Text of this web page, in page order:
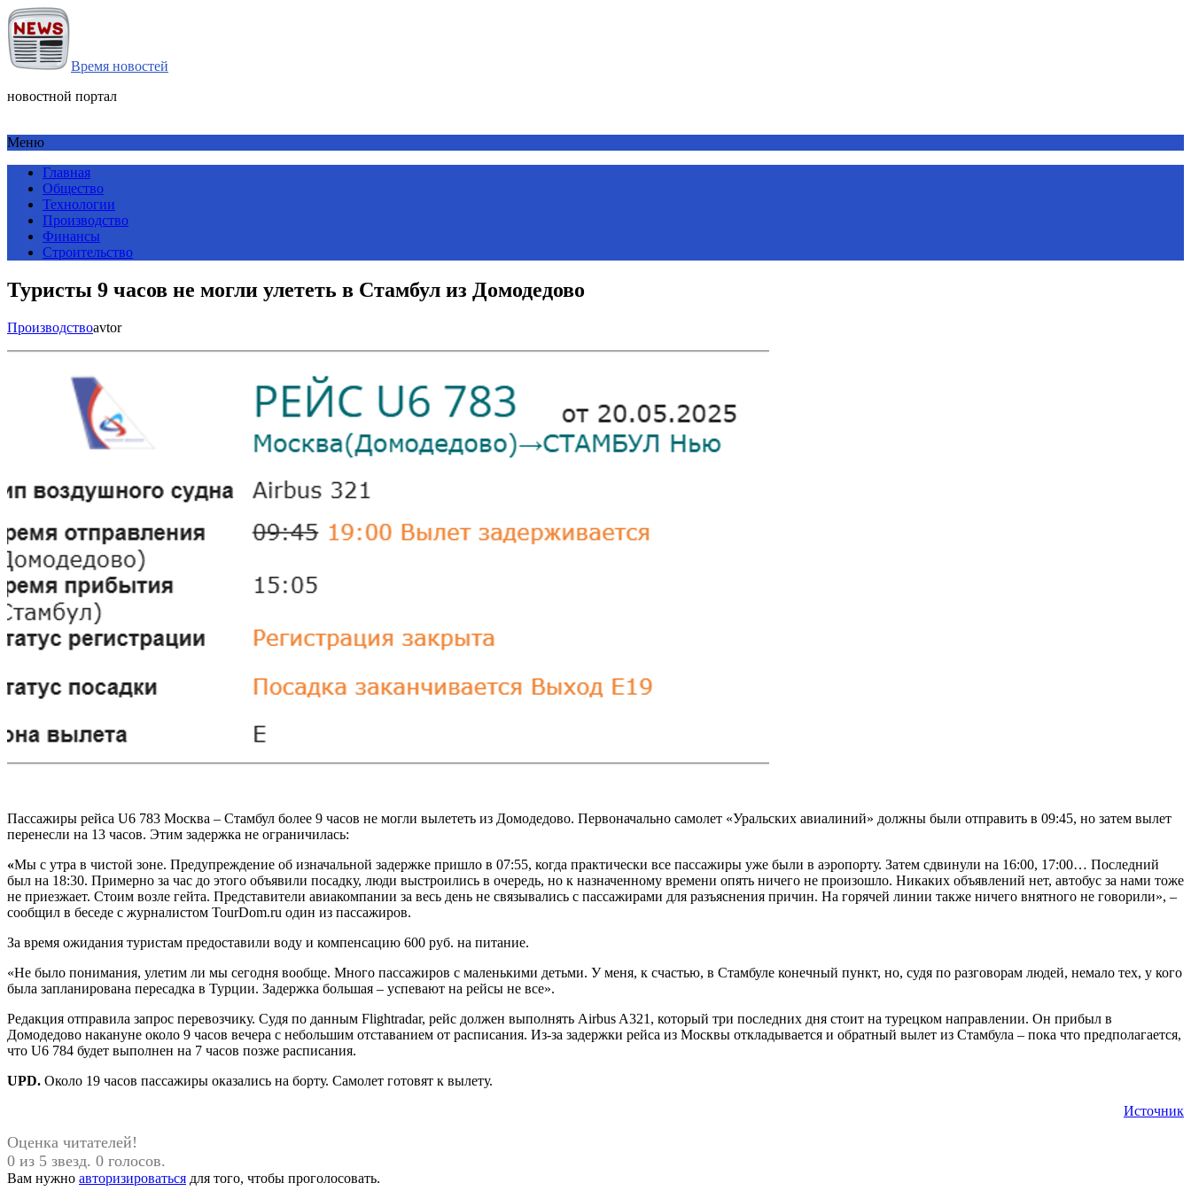
Время новостей
новостной портал
Меню
Главная
Общество
Технологии
Производство
Финансы
Строительство
Туристы 9 часов не могли улететь в Стамбул из Домодедово
Производствоavtor
Пассажиры рейса U6 783 Москва – Стамбул более 9 часов не могли вылететь из Домодедово. Первоначально самолет «Уральских авиалиний» должны были отправить в 09:45, но затем вылет
перенесли на 13 часов. Этим задержка не ограничилась:
«Мы с утра в чистой зоне. Предупреждение об изначальной задержке пришло в 07:55, когда практически все пассажиры уже были в аэропорту. Затем сдвинули на 16:00, 17:00… Последний
был на 18:30. Примерно за час до этого объявили посадку, люди выстроились в очередь, но к назначенному времени опять ничего не произошло. Никаких объявлений нет, автобус за нами тоже
не приезжает. Стоим возле гейта. Представители авиакомпании за весь день не связывались с пассажирами для разъяснения причин. На горячей линии также ничего внятного не говорили», –
сообщил в беседе с журналистом TourDom.ru один из пассажиров.
За время ожидания туристам предоставили воду и компенсацию 600 руб. на питание.
«Не было понимания, улетим ли мы сегодня вообще. Много пассажиров с маленькими детьми. У меня, к счастью, в Стамбуле конечный пункт, но, судя по разговорам людей, немало тех, у кого
была запланирована пересадка в Турции. Задержка большая – успевают на рейсы не все».
Редакция отправила запрос перевозчику. Судя по данным Flightradar, рейс должен выполнять Airbus A321, который три последних дня стоит на турецком направлении. Он прибыл в
Домодедово накануне около 9 часов вечера с небольшим отставанием от расписания. Из-за задержки рейса из Москвы откладывается и обратный вылет из Стамбула – пока что предполагается,
что U6 784 будет выполнен на 7 часов позже расписания.
UPD. Около 19 часов пассажиры оказались на борту. Самолет готовят к вылету.
Источник
Оценка читателей!
0 из 5 звезд. 0 голосов.
Вам нужно авторизироваться для того, чтобы проголосовать.